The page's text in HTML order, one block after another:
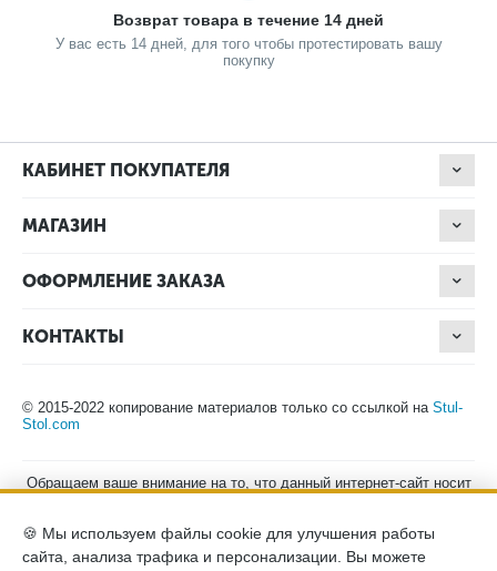
Возврат товара в течение 14 дней
У вас есть 14 дней, для того чтобы протестировать вашу
покупку
КАБИНЕТ ПОКУПАТЕЛЯ
МАГАЗИН
ОФОРМЛЕНИЕ ЗАКАЗА
КОНТАКТЫ
© 2015-2022 копирование материалов только со ссылкой на Stul-
Stol.com
Обращаем ваше внимание на то, что данный интернет-сайт носит
положениями Статьи 437 (2) Гражданского кодекса Российской
Федерации. Для получения подробной информации о наличии и
стоимости указанных товаров, пожалуйста, обращайтесь к
🍪 Мы используем файлы cookie для улучшения работы
сайта, анализа трафика и персонализации. Вы можете